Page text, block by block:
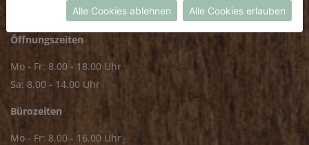
FRISCHMARKT
Öffnungszeiten
Mo - Fr: 8.00 - 18.00 Uhr
Sa: 8.00 - 14.00 Uhr
Bürozeiten
Mo - Fr: 8.00 - 16.00 Uhr
Alle Cookies ablehnen Alle Cookies erlauben